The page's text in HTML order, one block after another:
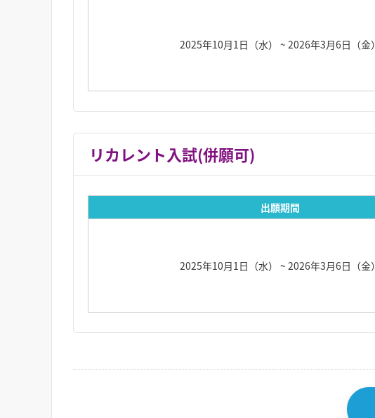
2025年10月1日（水） ~ 2026年3月6日（金）
出願期間
2025年10月1日（水） ~ 2026年3月6日（金）